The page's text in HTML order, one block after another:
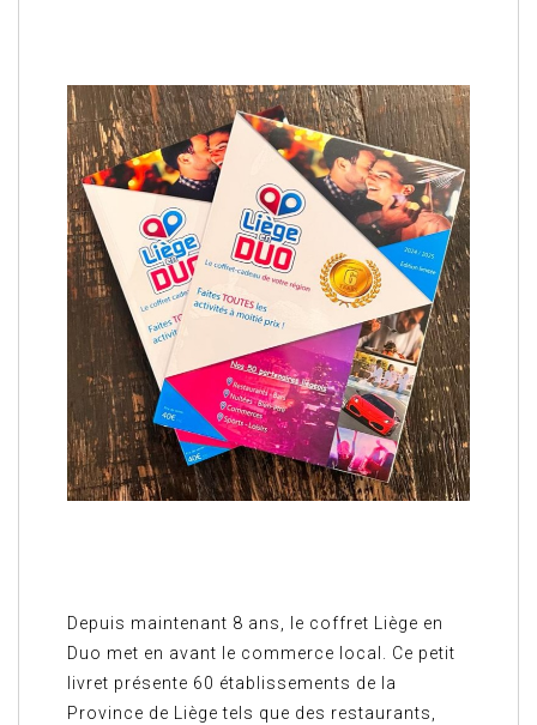
Depuis maintenant 8 ans, le coffret Liège en
Duo met en avant le commerce local. Ce petit
livret présente 60 établissements de la
Province de Liège tels que des restaurants,